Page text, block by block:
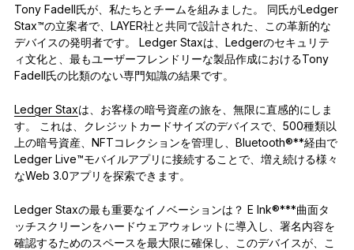
Tony Fadell氏が、私たちとチームを組みました。 同氏がLedger
Stax™の立案者で、LAYER社と共同で設計された、この革新的な
デバイスの発明者です。 Ledger Staxは、Ledgerのセキュリテ
ィ文化と、最もユーザーフレンドリーな製品作成におけるTony
Fadell氏の比類のない専門知識の結果です。
Ledger Staxは、お客様の暗号資産の旅を、無限に直感的にしま
す。 これは、クレジットカードサイズのデバイスで、500種類以
上の暗号資産、NFTコレクションを管理し、Bluetooth®**経由で
Ledger Live™モバイルアプリに接続することで、増え続ける様々
なWeb 3.0アプリを探索できます。
Ledger Staxの最も重要なイノベーションは？ E Ink®***曲面タ
ッチスクリーンをハードウェアウォレットに導入し、署名内容を
確認するためのスペースを最大限に確保し、このデバイスが、こ